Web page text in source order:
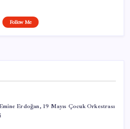
Follow Me
Erdoğan, 19 Mayıs Çocuk Orkestrası